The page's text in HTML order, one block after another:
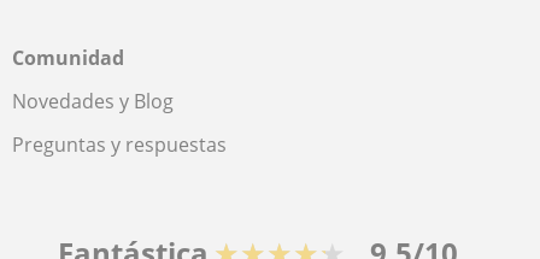
Comunidad
Novedades y Blog
Preguntas y respuestas